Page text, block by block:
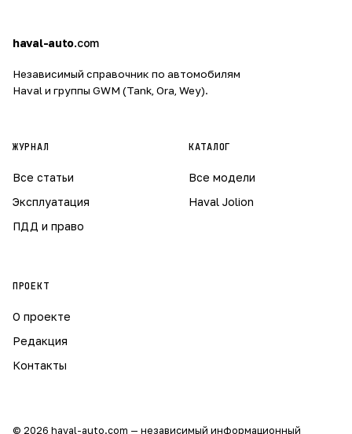
a
haval-auto.com
Независимый справочник по автомобилям
Haval и группы GWM (Tank, Ora, Wey).
ЖУРНАЛ
Все статьи
Эксплуатация
ПДД и право
КАТАЛОГ
Все модели
Haval Jolion
ПРОЕКТ
О проекте
Редакция
Контакты
© 2026 haval-auto.com — независимый информационный